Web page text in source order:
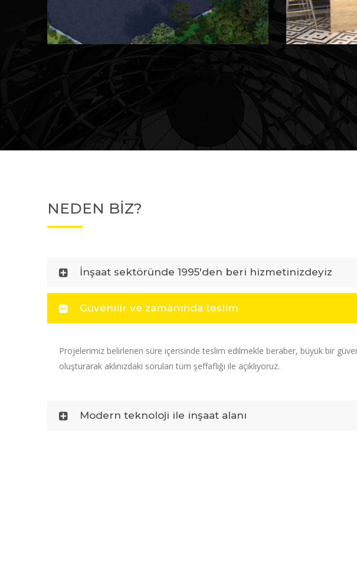
MK Sare Evleri Devam
NEDEN BİZ?
İnşaat sektöründe 1995'den beri hizmetinizdeyiz
Güvenilir ve zamanında teslim
Projelerimiz belirlenen süre içerisinde teslim edilmekle beraber, büyük bir
oluşturarak aklınızdaki soruları tüm şeffaflığı ile açıklıyoruz.
Modern teknoloji ile inşaat alanı